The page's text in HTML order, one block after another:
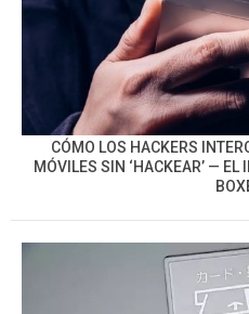
CÓMO LOS HACKERS
MÓVILES SIN ‘HACKEAR’ — EL